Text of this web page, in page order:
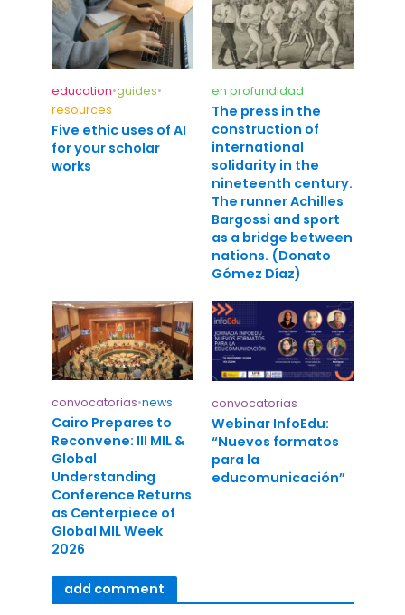
education•guides•
resources
Five ethic uses of AI
for your scholar
works
en profundidad
The press in the
construction of
international
solidarity in the
nineteenth century.
The runner Achilles
Bargossi and sport
as a bridge between
nations. (Donato
Gómez Díaz)
convocatorias•news
Cairo Prepares to
Reconvene: III MIL &
Global
Understanding
Conference Returns
as Centerpiece of
Global MIL Week
2026
convocatorias
Webinar InfoEdu:
“Nuevos formatos
para la
educomunicación”
add comment